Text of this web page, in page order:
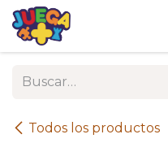
Ir al contenido
Todos los productos